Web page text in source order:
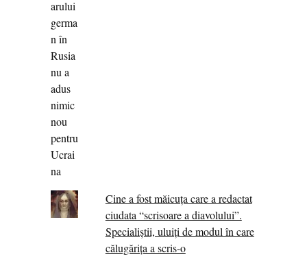
Cine a fost măicuţa care a redactat
ciudata “scrisoare a diavolului”.
Specialiştii, uluiţi de modul în care
călugărița a scris-o